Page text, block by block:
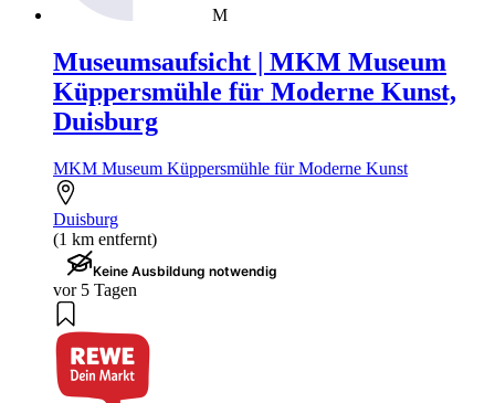
M
Museumsaufsicht | MKM Museum
Küppersmühle für Moderne Kunst,
Duisburg
MKM Museum Küppersmühle für Moderne Kunst
Duisburg
(1 km entfernt)
Keine Ausbildung notwendig
vor 5 Tagen